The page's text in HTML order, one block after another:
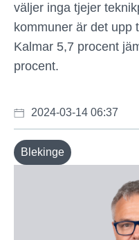
väljer inga tjejer
kommuner är det upp
Kalmar 5,7 procent
procent.
2024-03-14 06:37
Blekinge